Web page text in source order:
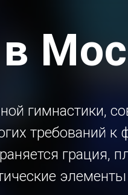
гимнастики,
требований
грация,
элементы